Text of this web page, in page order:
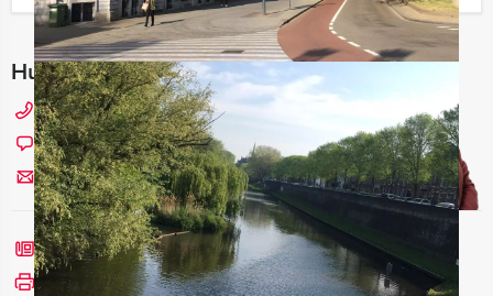
Hulp nodig bij het kiezen?
073 20 20 980
Chat met Maaike
Stuur ons een mailtje
Bel mij terug
Bekijk printbare versie